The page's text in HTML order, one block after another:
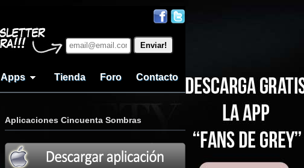
Apps Tienda Foro Contacto
Aplicaciones Cincuenta Sombras